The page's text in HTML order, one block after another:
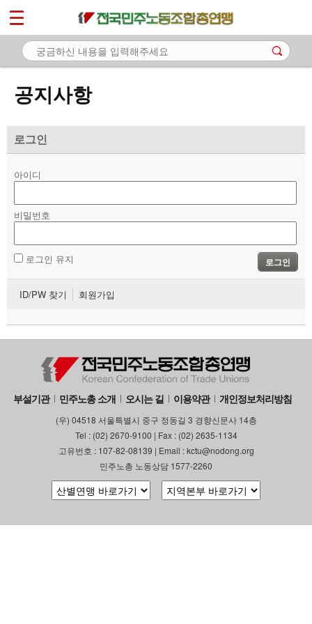
공지사항
로그인
아이디
비밀번호
로그인 유지 로그인
ID/PW 찾기 회원가입
부설기관 민주노총 소개 오시는 길 이용약관 개인정보처리방침
(우) 04518 서울특별시 중구 정동길 3 경향신문사 14층
Tel : (02) 2670-9100 | Fax : (02) 2635-1134
고유번호 : 107-82-08139 | Email : kctu@nodong.org
민주노총 노동상담 1577-2260
마이페이지
소개
- 공지사항
- 성명·보도
자료
부설기관
업무